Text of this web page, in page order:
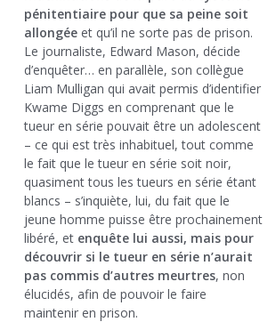
pénitentiaire pour que sa peine soit
allongée et qu’il ne sorte pas de prison.
Le journaliste, Edward Mason, décide
d’enquêter… en parallèle, son collègue
Liam Mulligan qui avait permis d’identifier
Kwame Diggs en comprenant que le
tueur en série pouvait être un adolescent
– ce qui est très inhabituel, tout comme
le fait que le tueur en série soit noir,
quasiment tous les tueurs en série étant
blancs – s’inquiète, lui, du fait que le
jeune homme puisse être prochainement
libéré, et enquête lui aussi, mais pour
découvrir si le tueur en série n’aurait
pas commis d’autres meurtres, non
élucidés, afin de pouvoir le faire
maintenir en prison.